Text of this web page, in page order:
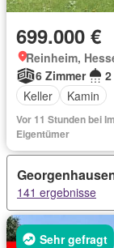
699.000 €
Reinheim,
6 Zimmer
Keller
Kamin
Vor 11 Stunden bei
Eigentümer
141 ergebnisse
Sehr gefragt